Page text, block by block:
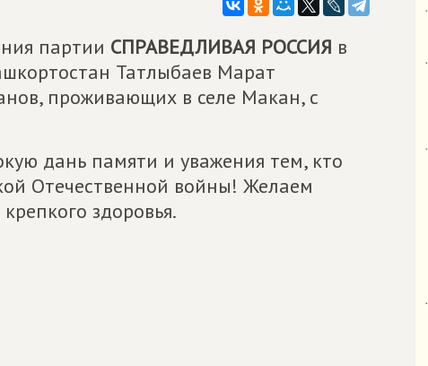
партии СПРАВЕДЛИВАЯ РОССИЯ в
Татлыбаев Марат
проживающих в селе Макан, с
дань памяти и уважения тем, кто
Отечественной войны! Желаем
здоровья.
˙
˙
˙
˙